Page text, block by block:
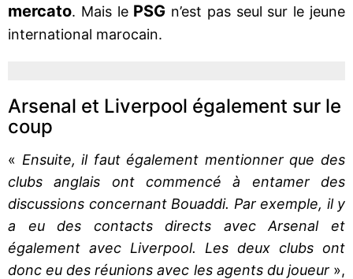
mercato. Mais le PSG n’est pas seul sur le jeune
international marocain.
Arsenal et Liverpool également sur le
coup
« Ensuite, il faut également mentionner que des
clubs anglais ont commencé à entamer des
discussions concernant Bouaddi. Par exemple, il y
a eu des contacts directs avec Arsenal et
également avec Liverpool. Les deux clubs ont
donc eu des réunions avec les agents du joueur »,